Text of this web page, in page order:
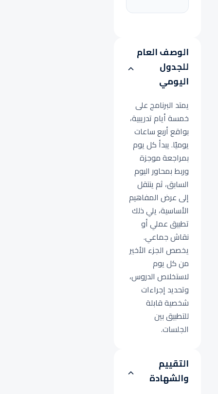
الوصف العام
للجدول
اليومي
يمتد البرنامج على
خمسة أيام تدريبية،
بواقع أربع ساعات
يوميًا. يبدأ كل يوم
بمراجعة موجزة
وربط بمحاور اليوم
السابق، ثم ينتقل
إلى عرض المفاهيم
الأساسية، يلي ذلك
تطبيق عملي أو
نقاش جماعي.
يخصص الجزء الأخير
من كل يوم
لاستخلاص الدروس،
وتحديد إجراءات
شخصية قابلة
للتطبيق بين
الجلسات.
التقييم
والشهادة